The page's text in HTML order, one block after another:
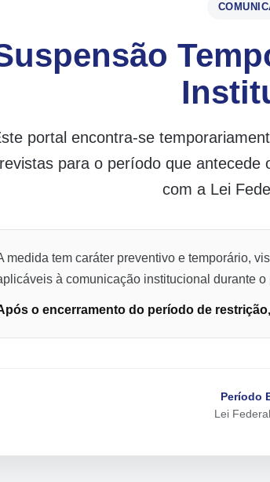
portal encontra-se
para o período que antecede
com a Lei
medida tem caráter preventivo e temporário,
à comunicação institucional durante o
o encerramento do período de
Período
Lei